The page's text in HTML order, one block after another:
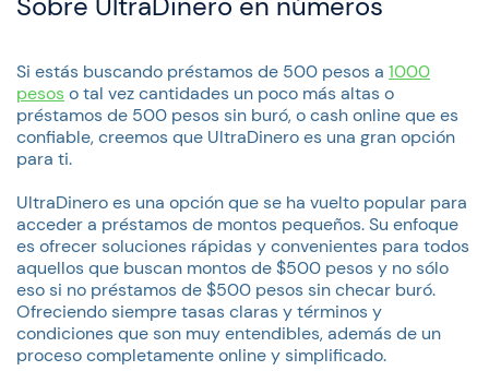
Si estás buscando préstamos de 500 pesos a 1000
pesoso tal vez cantidades un poco más altas o
préstamos de 500 pesos sin buró, o cash online que es
confiable, creemos que UltraDinero es una gran opción
para ti.
UltraDinero es una opción que se ha vuelto popular para
acceder a préstamos de montos pequeños. Su enfoque
es ofrecer soluciones rápidas y convenientes para todos
aquellos que buscan montos de $500 pesos y no sólo
eso si no préstamos de $500 pesos sin checar buró.
Ofreciendo siempre tasas claras y términos y
condiciones que son muy entendibles, además de un
proceso completamente online y simplificado.